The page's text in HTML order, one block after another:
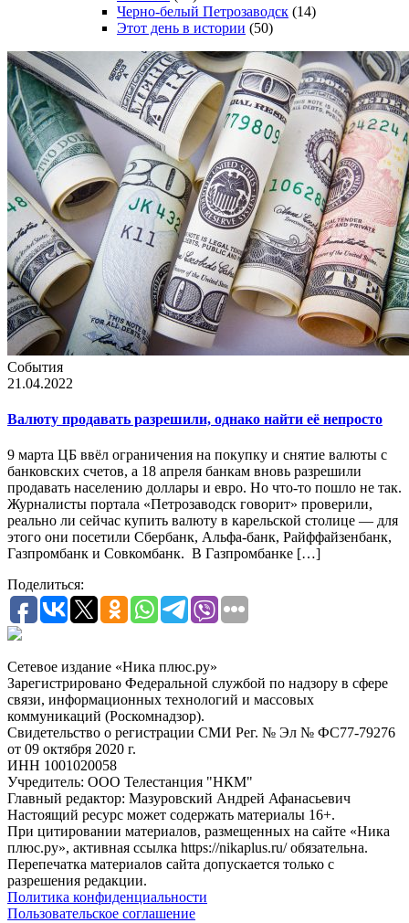
Черно-белый Петрозаводск (14)
Этот день в истории (50)
События
21.04.2022
Валюту продавать разрешили, однако найти её непросто
9 марта ЦБ ввёл ограничения на покупку и снятие валюты с
банковских счетов, а 18 апреля банкам вновь разрешили
продавать населению доллары и евро. Но что-то пошло не так.
Журналисты портала «Петрозаводск говорит» проверили,
реально ли сейчас купить валюту в карельской столице — для
этого они посетили Сбербанк, Альфа-банк, Райффайзенбанк,
Газпромбанк и Совкомбанк. В Газпромбанке […]
Поделиться:
Сетевое издание «Ника плюс.ру»
Зарегистрировано Федеральной службой по надзору в сфере
связи, информационных технологий и массовых
коммуникаций (Роскомнадзор).
Свидетельство о регистрации СМИ Рег. № Эл № ФС77-79276
от 09 октября 2020 г.
ИНН 1001020058
Учредитель: ООО Телестанция "НКМ"
Главный редактор: Мазуровский Андрей Афанасьевич
Настоящий ресурс может содержать материалы 16+.
При цитировании материалов, размещенных на сайте «Ника
плюс.ру», активная ссылка https://nikaplus.ru/ обязательна.
Перепечатка материалов сайта допускается только с
разрешения редакции.
Политика конфиденциальности
Пользовательское соглашение